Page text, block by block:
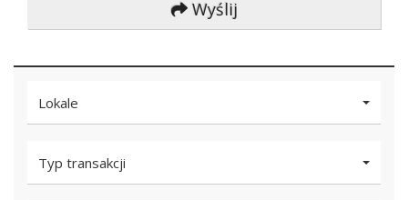
Lokale
Typ transakcji
Wyślij